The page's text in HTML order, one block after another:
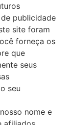
publicidade
site foram
forneça os
que
seus
seu
nome e